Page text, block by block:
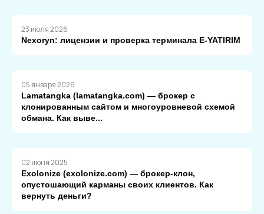
23 июля 2026
Nexoryn: лицензии и проверка терминала E-YATIRIM
05 января 2026
Lamatangka (lamatangka.com) — брокер с
клонированным сайтом и многоуровневой схемой
обмана. Как выве...
02 июня 2025
Exolonize (exolonize.com) — брокер-клон,
опустошающий карманы своих клиентов. Как
вернуть деньги?